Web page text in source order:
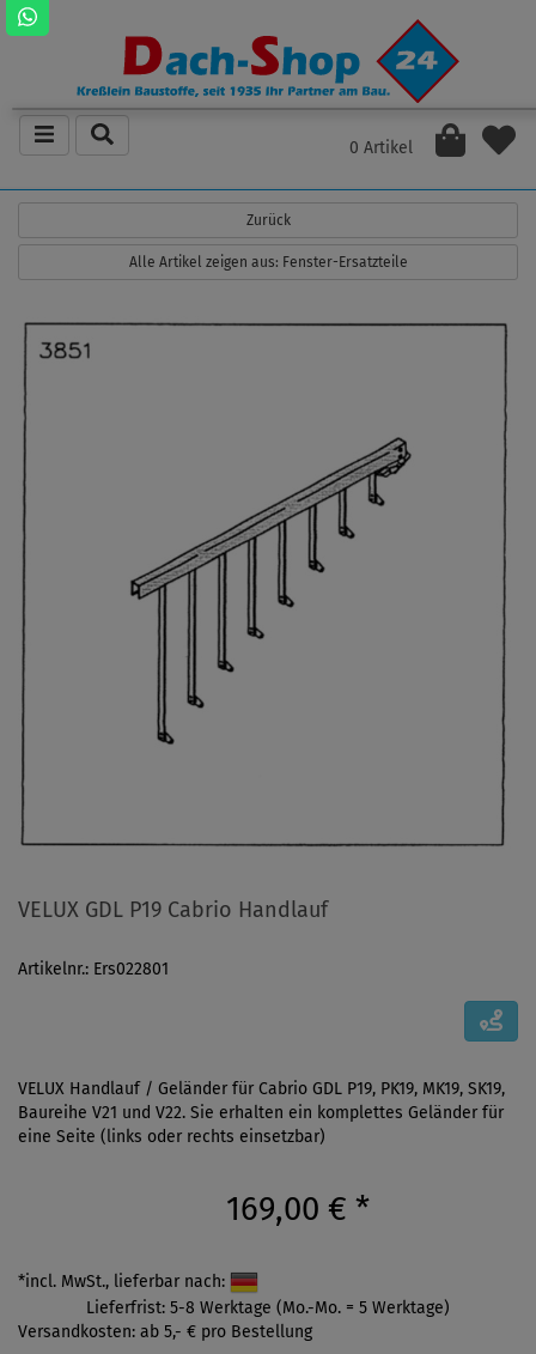
0 Artikel
Zurück
Alle Artikel zeigen aus: Fenster-Ersatzteile
VELUX GDL P19 Cabrio Handlauf
Artikelnr.: Ers022801
VELUX Handlauf / Geländer für Cabrio GDL P19, PK19, MK19, SK19,
Baureihe V21 und V22. Sie erhalten ein komplettes Geländer für
eine Seite (links oder rechts einsetzbar)
169,00 € *
*incl. MwSt., lieferbar nach:
Lieferfrist: 5-8 Werktage (Mo.-Mo. = 5 Werktage)
Versandkosten: ab 5,- € pro Bestellung